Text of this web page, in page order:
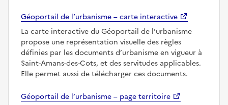
Géoportail de l’urbanisme – carte interactive
La carte interactive du Géoportail de l’urbanisme
propose une représentation visuelle des règles
définies par les documents d’urbanisme en vigueur à
Saint-Amans-des-Cots, et des servitudes applicables.
Elle permet aussi de télécharger ces documents.
Géoportail de l’urbanisme – page territoire